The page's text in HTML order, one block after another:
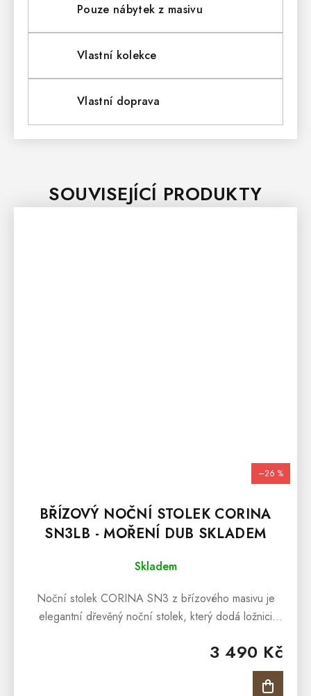
Pouze nábytek z masivu
Vlastní kolekce
Vlastní doprava
SOUVISEJÍCÍ PRODUKTY
–26 %
BŘÍZOVÝ NOČNÍ STOLEK CORINA
SN3LB - MOŘENÍ DUB SKLADEM
Skladem
3 490 Kč
Noční stolek CORINA SN3 z břízového masivu je
elegantní dřevěný noční stolek, který dodá ložnici
kvalitního masivního březového...